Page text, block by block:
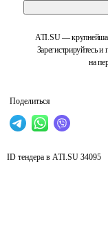
ATI.SU —
Зарегистрируйтесь
на
Поделиться
ID тендера в ATI.SU 34095